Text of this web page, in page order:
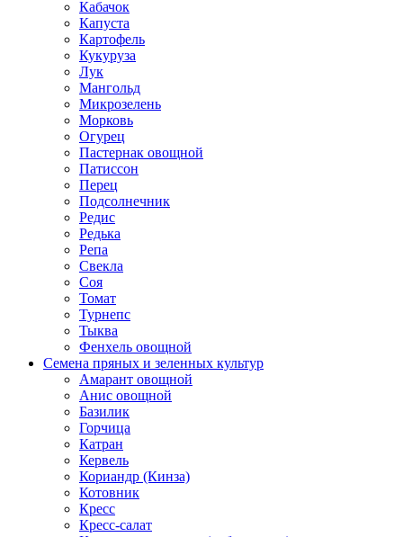
Кабачок
Капуста
Картофель
Кукуруза
Лук
Мангольд
Микрозелень
Морковь
Огурец
Пастернак овощной
Патиссон
Перец
Подсолнечник
Редис
Редька
Репа
Свекла
Соя
Томат
Турнепс
Тыква
Фенхель овощной
Семена пряных и зеленных культур
Амарант овощной
Анис овощной
Базилик
Горчица
Катран
Кервель
Кориандр (Кинза)
Котовник
Кресс
Кресс-салат